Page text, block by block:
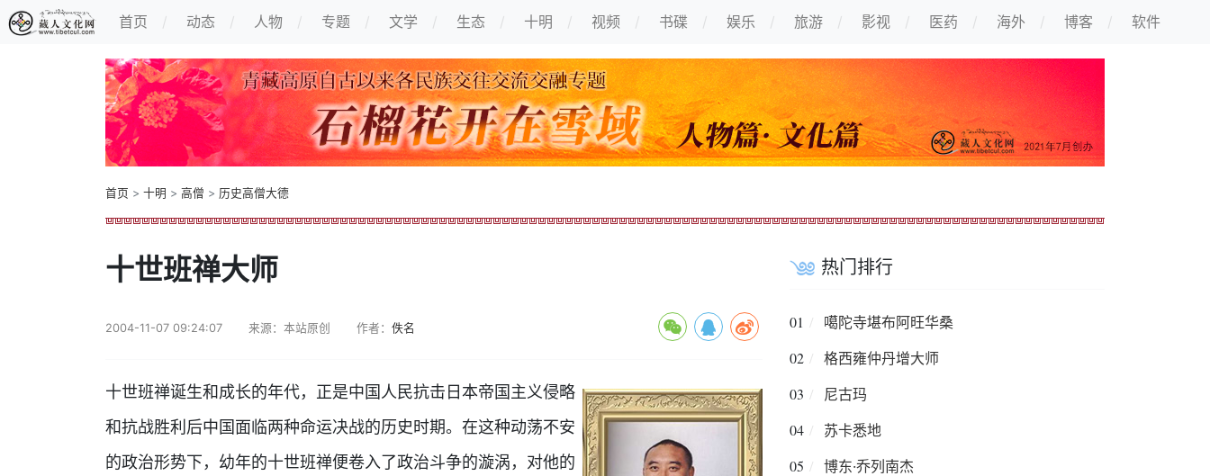
首页 动态 人物 专题 文学 生态 十明 视频 书碟 娱乐 旅游 影视 医药 海外 博客 软件
首页 > 十明 > 高僧 > 历史高僧大德
十世班禅大师
2004-11-07 09:24:07 来源：本站原创 作者： 佚名
十世班禅诞生和成长的年代，正是中国人民抗击日本帝国主义侵略
和抗战胜利后中国面临两种命运决战的历史时期。在这种动荡不安
的政治形势下，幼年的十世班禅便卷入了政治斗争的漩涡，对他的
热门排行
01 噶陀寺堪布阿旺华桑
02 格西雍仲丹增大师
03 尼古玛
04 苏卡悉地
05 博东·乔列南杰